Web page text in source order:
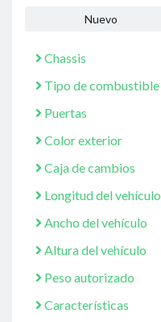
Nuevo
Chassis
Tipo de combustible
Puertas
Color exterior
Caja de cambios
Longitud del vehículo
Ancho del vehículo
Altura del vehículo
Peso autorizado
Características